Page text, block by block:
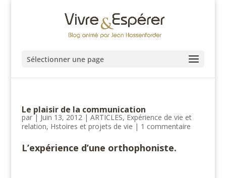
Sélectionner une page
Le plaisir de la communication
par| Juin 13, 2012| ARTICLES, Expérience de vie et
relation, Hstoires et projets de vie | 1 commentaire
L’expérience d’une orthophoniste.